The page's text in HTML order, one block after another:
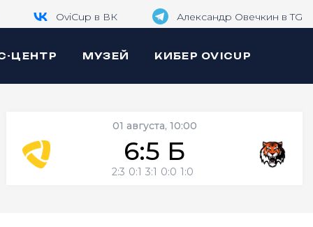
OviCup в ВК Александр Овечкин в TG
ЦЕНТР МУЗЕЙ КИБЕР OVICUP
01 августа, 10:00
6:5 Б
2:3 0:1 3:1 0:0 1:0